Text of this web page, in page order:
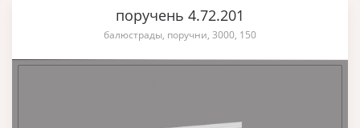
поручень 4.72.201
балюстрады, поручни, 3000, 150